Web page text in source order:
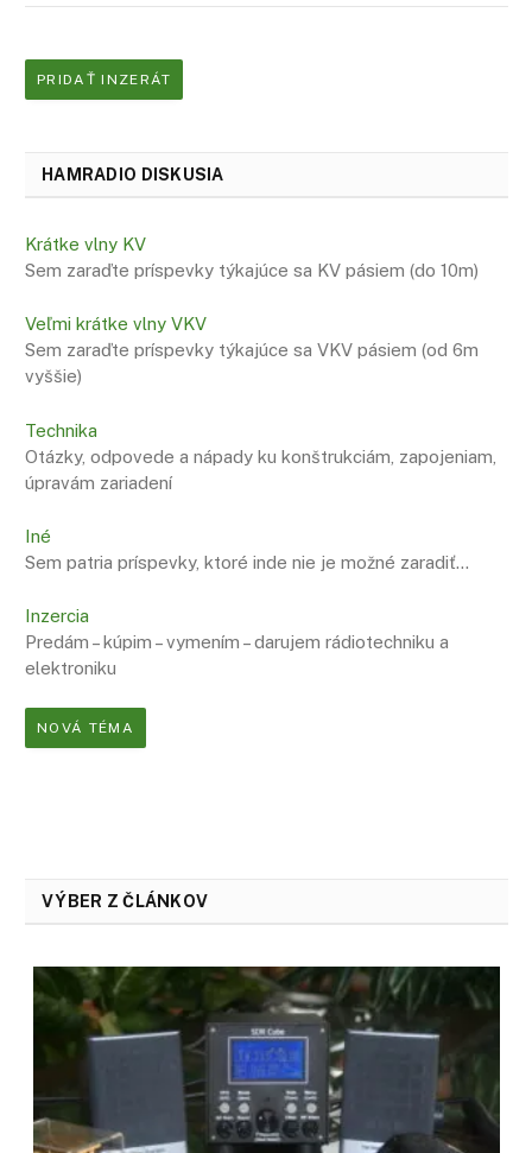
PRIDAŤ INZERÁT
HAMRADIO DISKUSIA
Krátke vlny KV
Sem zaraďte príspevky týkajúce sa KV pásiem (do 10m)
Veľmi krátke vlny VKV
Sem zaraďte príspevky týkajúce sa VKV pásiem (od 6m
vyššie)
Technika
Otázky, odpovede a nápady ku konštrukciám, zapojeniam,
úpravám zariadení
Iné
Sem patria príspevky, ktoré inde nie je možné zaradiť…
Inzercia
Predám – kúpim – vymením – darujem rádiotechniku a
elektroniku
NOVÁ TÉMA
VÝBER Z ČLÁNKOV